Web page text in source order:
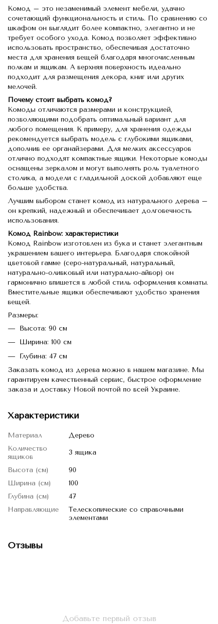
Комод – это незаменимый элемент мебели, удачно
сочетающий функциональность и стиль. По сравнению со
шкафом он выглядит более компактно, элегантно и не
требует особого ухода. Комод позволяет эффективно
использовать пространство, обеспечивая достаточно
места для хранения вещей благодаря многочисленным
полкам и ящикам. А верхняя поверхность идеально
подходит для размещения декора, книг или других
мелочей.
Почему стоит выбрать комод?
Комоды отличаются размерами и конструкцией,
позволяющими подобрать оптимальный вариант для
любого помещения. К примеру, для хранения одежды
рекомендуется выбрать модель с глубокими ящиками,
дополнив ее органайзерами. Для мелких аксессуаров
отлично подходят компактные ящики. Некоторые комоды
оснащены зеркалом и могут выполнять роль туалетного
столика, а модели с гладильной доской добавляют еще
больше удобства.
Лучшим выбором станет комод из натурального дерева –
он крепкий, надежный и обеспечивает долговечность
использования.
Комод Rainbow: характеристики
Комод Rainbow изготовлен из бука и станет элегантным
украшением вашего интерьера. Благодаря спокойной
цветовой гамме (серо-натуральный, натуральный,
натурально-оливковый или натурально-айвор) он
гармонично впишется в любой стиль оформления комнаты.
Вместительные ящики обеспечивают удобство хранения
вещей.
Размеры:
Высота: 90 см
Ширина: 100 см
Глубина: 47 см
Заказать комод из дерева можно в нашем магазине. Мы
гарантируем качественный сервис, быстрое оформление
заказа и доставку Новой почтой по всей Украине.
Характеристики
Материал
Дерево
Количество
ящиков
3 ящика
Высота (см)
90
Ширина (см)
100
Глубина (см)
47
Направляющие
Телескопические со справочными
элементами
Отзывы
Добавьте первый отзыв